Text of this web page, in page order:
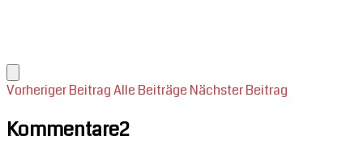
Vorheriger BeitragAlle Beiträge Nächster Beitrag
Kommentare2